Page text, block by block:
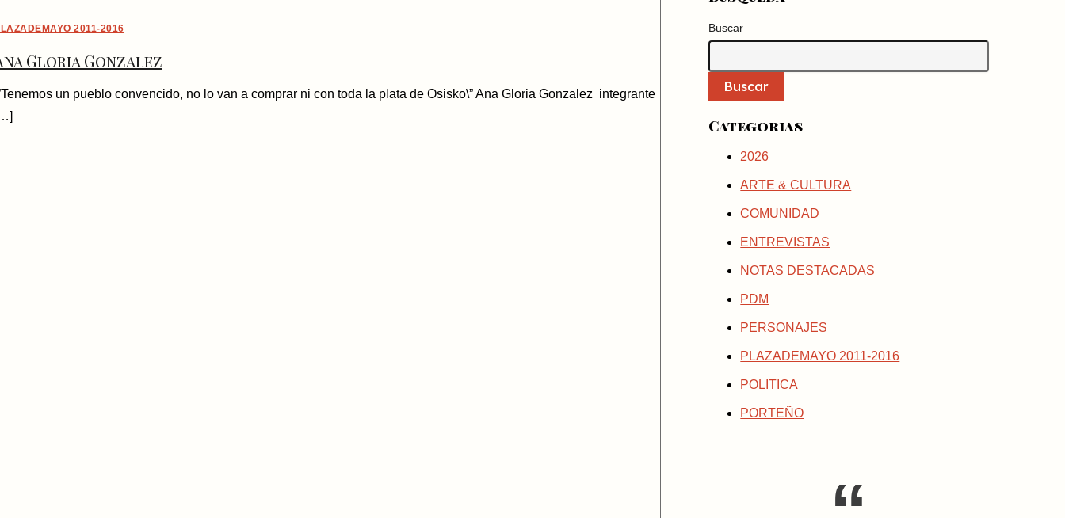
2011-2016
Gloria Gonzalez
un pueblo convencido, no lo van a comprar ni con toda la plata de Osisko\” Ana Gloria Gonzalez integrante
Buscar
Buscar
Categorias
2026
ARTE & CULTURA
COMUNIDAD
ENTREVISTAS
NOTAS DESTACADAS
PDM
PERSONAJES
PLAZADEMAYO 2011-2016
POLITICA
PORTEÑO